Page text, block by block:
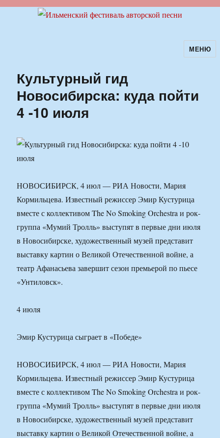
Ильменский фестиваль авторскойМЕНЮ
Культурный гид
Новосибирска: куда пойти
4 -10 июля
НОВОСИБИРСК, 4 июл — РИА Новости, Мария
Кормильцева. Известный режиссер Эмир Кустурица
вместе с коллективом The No Smoking Orchestra и рок-
группа «Мумий Тролль» выступят в первые дни июля
в Новосибирске, художественный музей представит
выставку картин о Великой Отечественной войне, а
театр Афанасьева завершит сезон премьерой по пьесе
«Унтиловск».
4 июля
Эмир Кустурица сыграет в «Победе»
НОВОСИБИРСК, 4 июл — РИА Новости, Мария
Кормильцева. Известный режиссер Эмир Кустурица
вместе с коллективом The No Smoking Orchestra и рок-
группа «Мумий Тролль» выступят в первые дни июля
в Новосибирске, художественный музей представит
выставку картин о Великой Отечественной войне, а